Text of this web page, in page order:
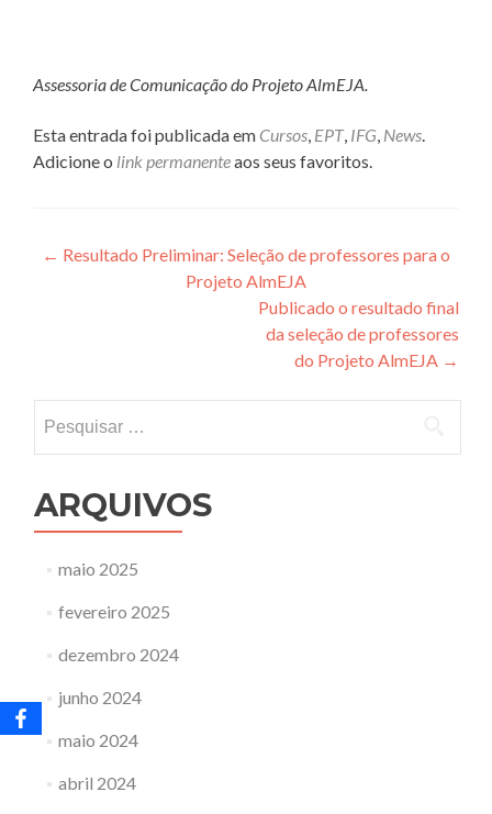
Assessoria de Comunicação do Projeto AlmEJA.
Esta entrada foi publicada em Cursos, EPT, IFG, News.
Adicione o link permanenteaos seus favoritos.
Navegação
← Resultado Preliminar: Seleção de professores para o
Projeto AlmEJA
Publicado o resultado final
da seleção de professores
do Projeto AlmEJA →
por:
ARQUIVOS
maio 2025
fevereiro 2025
dezembro 2024
junho 2024
maio 2024
abril 2024